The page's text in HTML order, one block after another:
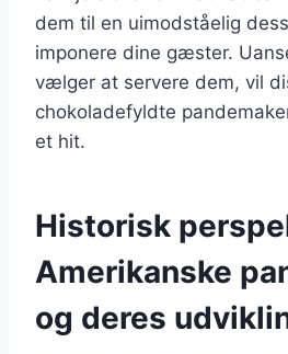
dem til en uimodståelig
imponere dine gæster.
vælger at servere dem, vil
chokoladefyldte
et hit.
Historisk
Amerikanske
og deres